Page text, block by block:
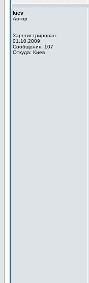
kiev
Автор
Зарегистрирован:
01.10.2009
Сообщения: 107
Откуда: Киев